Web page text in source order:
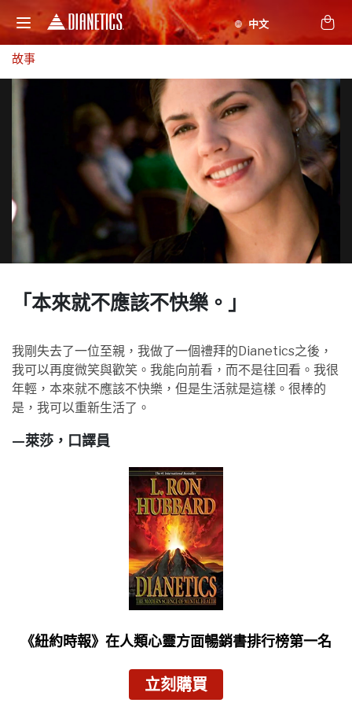
故事
「本來就不應該不快樂。」
我剛失去了一位至親，我做了一個禮拜的Dianetics之後，
我可以再度微笑與歡笑。我能向前看，而不是往回看。我很
年輕，本來就不應該不快樂，但是生活就是這樣。很棒的
是，我可以重新生活了。
—萊莎，口譯員
《紐約時報》 在人類心靈方面暢銷書排行榜第一名
立刻購買